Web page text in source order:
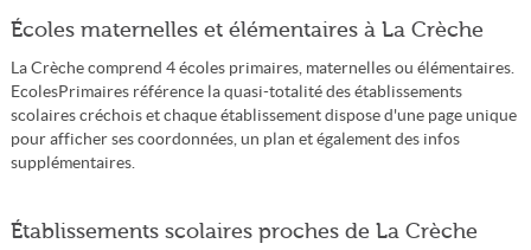
Écoles maternelles et élémentaires à La Crèche
La Crèche comprend 4 écoles primaires, maternelles ou élémentaires.
EcolesPrimaires référence la quasi-totalité des établissements
scolaires créchois et chaque établissement dispose d'une page unique
pour afficher ses coordonnées, un plan et également des infos
supplémentaires.
Établissements scolaires proches de La Crèche